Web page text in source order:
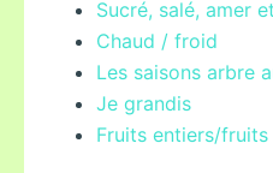
Sucré, salé, amer
Chaud / froid
Les saisons arbre
Je grandis
Fruits entiers/